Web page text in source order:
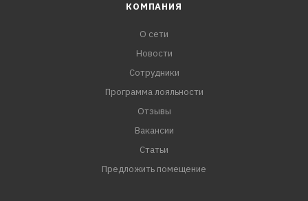
КОМПАНИЯ
О сети
Новости
Сотрудники
Программа лояльности
Отзывы
Вакансии
Статьи
Предложить помещение